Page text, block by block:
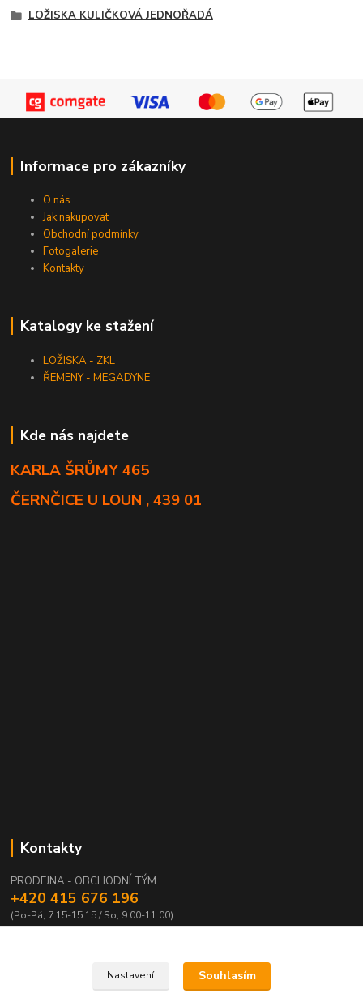
LOŽISKA KULIČKOVÁ JEDNOŘADÁ
Informace pro zákazníky
O nás
Jak nakupovat
Obchodní podmínky
Fotogalerie
Kontakty
Katalogy ke stažení
LOŽISKA - ZKL
ŘEMENY - MEGADYNE
Kde nás najdete
KARLA ŠRŮMY 465
ČERNČICE U LOUN , 439 01
Kontakty
PRODEJNA - OBCHODNÍ TÝM
+420 415 676 196
(Po-Pá, 7:15-15:15 / So, 9:00-11:00)
Nastavení Souhlasím